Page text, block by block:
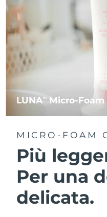
LUNATM Micro-Foam
MICRO-FOAM
Più
Per una
delicata.